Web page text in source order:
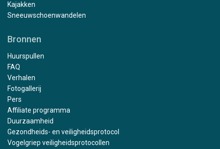
Kajakken
Sneeuwschoenwandelen
Bronnen
Huurspullen
FAQ
Verhalen
Fotogallerij
Pers
Affiliate programma
Duurzaamheid
Gezondheids- en veiligheidsprotocol
Vogelgriep veiligheidsprotocollen